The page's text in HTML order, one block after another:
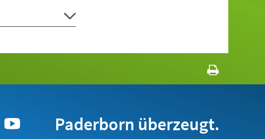
Paderborn überzeugt.